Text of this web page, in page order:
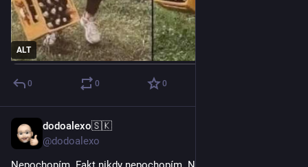
ALT
0 0 0
dodoalexo🇸🇰
@dodoalexo